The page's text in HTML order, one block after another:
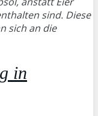
sind. Diese
sich an die
in